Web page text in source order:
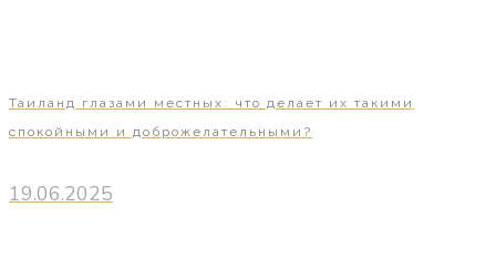
Таиланд глазами местных: что делает их такими
спокойными и доброжелательными?
19.06.2025